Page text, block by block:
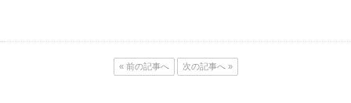
« 前の記事へ 次の記事へ »